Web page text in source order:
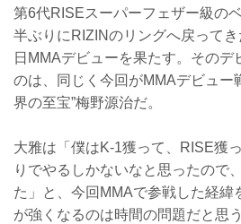
第6代RISEスーパーフェザー級の
半ぶりにRIZINのリングへ戻って
日MMAデビューを果たす。そのデ
のは、同じく今回がMMAデビュー
界の至宝”梅野源治だ。
大雅は「僕はK-1獲って、RISE獲
りでやるしかないなと思ったので
た」と、今回MMAで参戦した経緯
が強くなるのは時間の問題だと思